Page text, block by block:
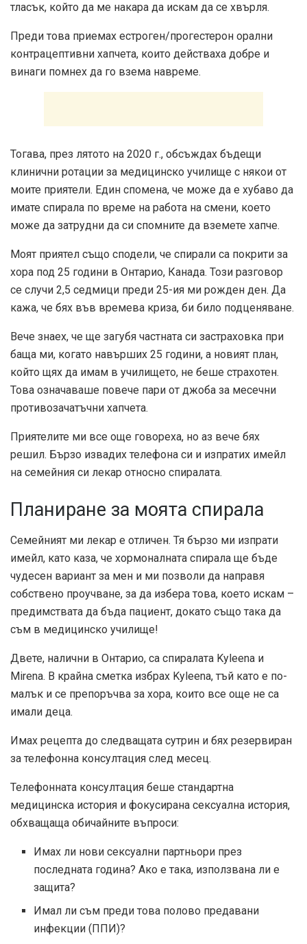
тласък, който да ме накара да искам да се хвърля.
Преди това приемах естроген/прогестерон орални
контрацептивни хапчета, които действаха добре и
винаги помнех да го взема навреме.
Тогава, през лятото на 2020 г., обсъждах бъдещи
клинични ротации за медицинско училище с някои от
моите приятели. Един спомена, че може да е хубаво да
имате спирала по време на работа на смени, което
може да затрудни да си спомните да вземете хапче.
Моят приятел също сподели, че спирали са покрити за
хора под 25 години в Онтарио, Канада. Този разговор
се случи 2,5 седмици преди 25-ия ми рожден ден. Да
кажа, че бях във времева криза, би било подценяване.
Вече знаех, че ще загубя частната си застраховка при
баща ми, когато навърших 25 години, а новият план,
който щях да имам в училището, не беше страхотен.
Това означаваше повече пари от джоба за месечни
противозачатъчни хапчета.
Приятелите ми все още говореха, но аз вече бях
решил. Бързо извадих телефона си и изпратих имейл
на семейния си лекар относно спиралата.
Планиране за моята спирала
Семейният ми лекар е отличен. Тя бързо ми изпрати
имейл, като каза, че хормоналната спирала ще бъде
чудесен вариант за мен и ми позволи да направя
собствено проучване, за да избера това, което искам –
предимствата да бъда пациент, докато също така да
съм в медицинско училище!
Двете, налични в Онтарио, са спиралата Kyleena и
Mirena. В крайна сметка избрах Kyleena, тъй като е по-
малък и се препоръчва за хора, които все още не са
имали деца.
Имах рецепта до следващата сутрин и бях резервиран
за телефонна консултация след месец.
Телефонната консултация беше стандартна
медицинска история и фокусирана сексуална история,
обхващаща обичайните въпроси:
Имах ли нови сексуални партньори през
последната година? Ако е така, използвана ли е
защита?
Имал ли съм преди това полово предавани
инфекции (ППИ)?